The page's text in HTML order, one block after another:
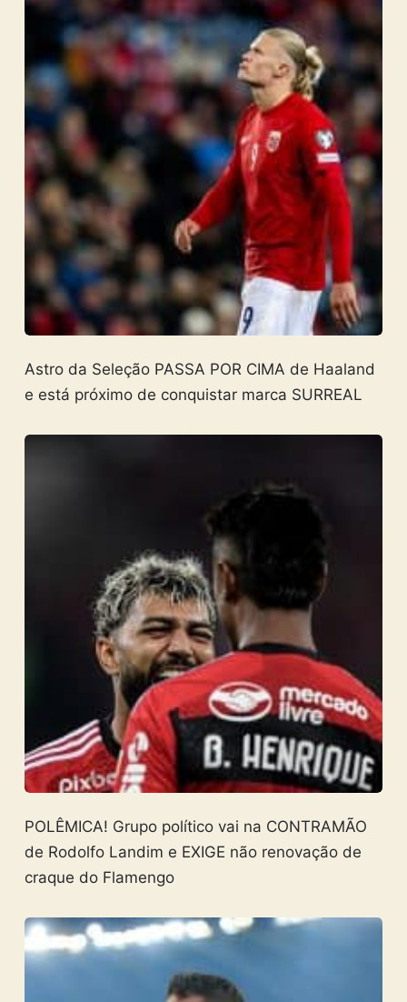
Astro da Seleção PASSA POR CIMA de Haaland
e está próximo de conquistar marca SURREAL
POLÊMICA! Grupo político vai na CONTRAMÃO
de Rodolfo Landim e EXIGE não renovação de
craque do Flamengo